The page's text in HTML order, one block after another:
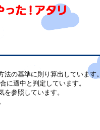
の基準に則り算出しています。
に適中と判定しています。
を参照しています。